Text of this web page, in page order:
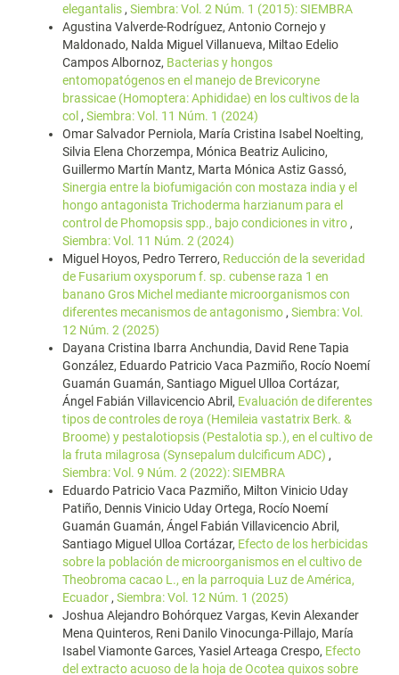
elegantalis, Siembra: Vol. 2 Núm. 1 (2015): SIEMBRA
Agustina Valverde-Rodríguez, Antonio Cornejo y
Maldonado, Nalda Miguel Villanueva, Miltao Edelio
Campos Albornoz, Bacterias y hongos
entomopatógenos en el manejo de Brevicoryne
brassicae (Homoptera: Aphididae) en los cultivos de la
col , Siembra: Vol. 11 Núm. 1 (2024)
Omar Salvador Perniola, María Cristina Isabel Noelting,
Silvia Elena Chorzempa, Mónica Beatriz Aulicino,
Guillermo Martín Mantz, Marta Mónica Astiz Gassó,
Sinergia entre la biofumigación con mostaza india y el
hongo antagonista Trichoderma harzianum para el
control de Phomopsis spp., bajo condiciones in vitro,
Siembra: Vol. 11 Núm. 2 (2024)
Miguel Hoyos, Pedro Terrero, Reducción de la severidad
de Fusarium oxysporum f. sp. cubense raza 1 en
banano Gros Michel mediante microorganismos con
diferentes mecanismos de antagonismo, Siembra: Vol.
12 Núm. 2 (2025)
Dayana Cristina Ibarra Anchundia, David Rene Tapia
González, Eduardo Patricio Vaca Pazmiño, Rocío Noemí
Guamán Guamán, Santiago Miguel Ulloa Cortázar,
Ángel Fabián Villavicencio Abril, Evaluación de diferentes
tipos de controles de roya (Hemileia vastatrix Berk. &
Broome) y pestalotiopsis (Pestalotia sp.), en el cultivo de
la fruta milagrosa (Synsepalum dulcificum ADC) ,
Siembra: Vol. 9 Núm. 2 (2022): SIEMBRA
Eduardo Patricio Vaca Pazmiño, Milton Vinicio Uday
Patiño, Dennis Vinicio Uday Ortega, Rocío Noemí
Guamán Guamán, Ángel Fabián Villavicencio Abril,
Santiago Miguel Ulloa Cortázar, Efecto de los herbicidas
sobre la población de microorganismos en el cultivo de
Theobroma cacao L., en la parroquia Luz de América,
Ecuador, Siembra: Vol. 12 Núm. 1 (2025)
Joshua Alejandro Bohórquez Vargas, Kevin Alexander
Mena Quinteros, Reni Danilo Vinocunga-Pillajo, María
Isabel Viamonte Garces, Yasiel Arteaga Crespo, Efecto
del extracto acuoso de la hoja de Ocotea quixos sobre